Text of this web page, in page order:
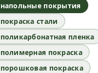
напольные покрытия
покраска стали
поликарбонатная пленка
полимерная покраска
порошковая покраска